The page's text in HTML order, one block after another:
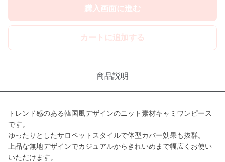
購入画面に進む
カートに追加する
商品説明
トレンド感のある韓国風デザインのニット素材キャミワンピース
です。
ゆったりとしたサロペットスタイルで体型カバー効果も抜群。
上品な無地デザインでカジュアルからきれいめまで幅広くお使い
いただけます。